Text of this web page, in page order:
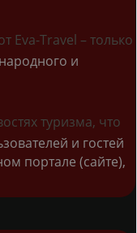
Eva-Travel – только
и
туризма, что
и гостей
портале (сайте),